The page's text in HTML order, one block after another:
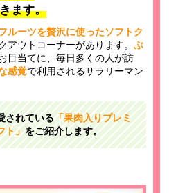
ます。
ルーツを贅沢に使ったソフトク
アウトコーナーがあります。ぶ
目当てに、毎日多くの人が訪
感覚で利用されるサラリーマン
されている「果肉入りプレミ
ト」をご紹介します。